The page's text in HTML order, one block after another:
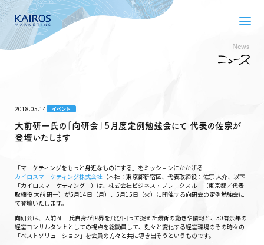
News
2018.05.14 イベント
大前研一氏の「向研会」５月度定例勉強会にて 代表の佐宗が
登壇いたします
「マーケティングをもっと身近なものにする」をミッションにかかげる
カイロスマーケティング株式会社 （本社：東京都新宿区、代表取締役：佐宗 大介、以下
「カイロスマーケティング」）は、株式会社ビジネス・ブレークスルー（東京都／代表
取締役 大前 研一）が5月14日（月）、5月15日（火）に開催する向研会の定例勉強会に
て登壇いたします。
向研会は、大前 研一氏自身が世界を飛び回って捉えた最新の動きや情報と、30有余年の
経営コンサルタントとしての視点を総動員して、刻々と変化する経営環境のその時々の
「ベストソリューション」を会員の方々と共に導き出そうというものです。